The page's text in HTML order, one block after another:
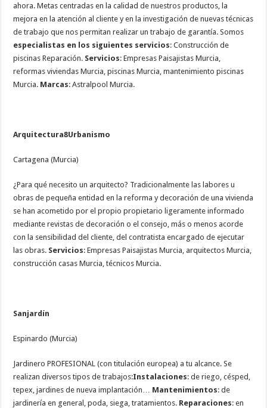
ahora. Metas centradas en la calidad de nuestros productos, la
mejora en la atención al cliente y en la investigación de nuevas técnicas
de trabajo que nos permitan realizar un trabajo de garantía. Somos
especialistas en los siguientes servicios: Construcción de
piscinas Reparación. Servicios: Empresas Paisajistas Murcia,
reformas viviendas Murcia, piscinas Murcia, mantenimiento piscinas
Murcia. Marcas: Astralpool Murcia.
Arquitectura8Urbanismo
Cartagena (Murcia)
¿Para qué necesito un arquitecto? Tradicionalmente las labores u
obras de pequeña entidad en la reforma y decoración de una vivienda
se han acometido por el propio propietario ligeramente informado
mediante revistas de decoración o el consejo, más o menos acorde
con la sensibilidad del cliente, del contratista encargado de ejecutar
las obras. Servicios: Empresas Paisajistas Murcia, arquitectos Murcia,
construcción casas Murcia, técnicos Murcia.
Sanjardín
Espinardo (Murcia)
Jardinero PROFESIONAL (con titulación europea) a tu alcance. Se
realizan diversos tipos de trabajos:Instalaciones: de riego, césped,
tepex, jardines de nueva implantación… Mantenimientos: de
jardinería en general, poda, siega, tratamientos. Reparaciones: en